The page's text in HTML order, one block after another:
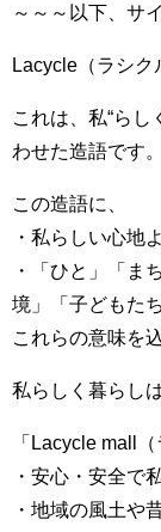
～～～以下、サ
Lacycle（ラシク
これは、私“らし
わせた造語です。
この造語に、
・私らしい心地
・「ひと」「ま
境」「子どもた
これらの意味を
私らしく暮らし
「Lacycle mall
・安心・安全で
・地域の風土や